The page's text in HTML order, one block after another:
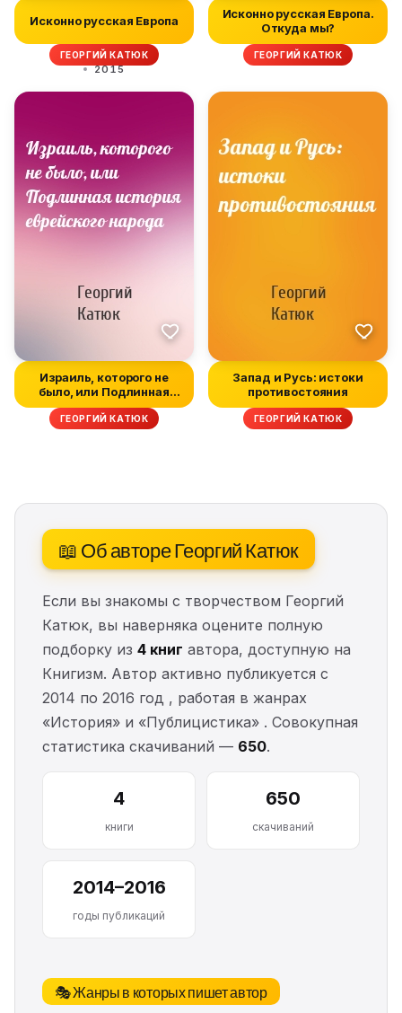
Исконно русская Европа
ГЕОРГИЙ КАТЮК
2015
Исконно русская Европа.
Откуда мы?
ГЕОРГИЙ КАТЮК
Израиль, которого не
было, или Подлинная
история е...
ГЕОРГИЙ КАТЮК
Запад и Русь: истоки
противостояния
ГЕОРГИЙ КАТЮК
📖 Об авторе Георгий Катюк
Если вы знакомы с творчеством Георгий
Катюк, вы наверняка оцените полную
подборку из 4 книг автора, доступную на
Книгизм. Автор активно публикуется с
2014 по 2016 год , работая в жанрах
«История» и «Публицистика» . Совокупная
статистика скачиваний — 650.
4
книги
650
скачиваний
2014–2016
годы публикаций
🎭 Жанры в которых пишет автор